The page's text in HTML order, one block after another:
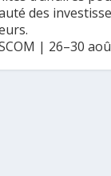
des
| 26–30